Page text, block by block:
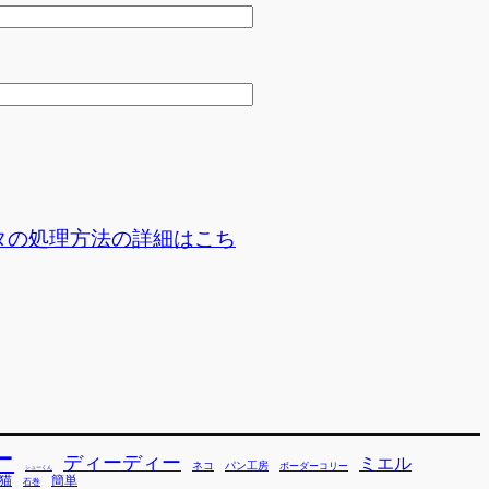
処理方法の詳細はこち
シューくん ディーディー ネコ パン工房 ボーダーコリー ミエル
猫 石巻 簡単